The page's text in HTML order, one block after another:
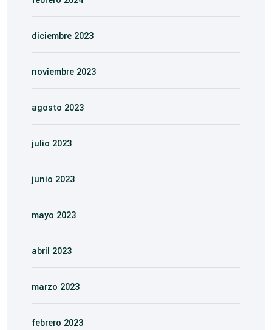
diciembre 2023
noviembre 2023
agosto 2023
julio 2023
junio 2023
mayo 2023
abril 2023
marzo 2023
febrero 2023